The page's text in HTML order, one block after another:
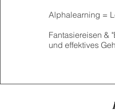
Alphalearning =
Fantasiereisen &
und effektives